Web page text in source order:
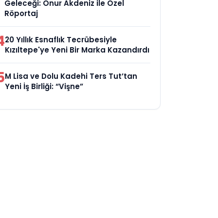
Geleceği: Onur Akdeniz ile Özel
Röportaj
20 Yıllık Esnaflık Tecrübesiyle
Kızıltepe'ye Yeni Bir Marka Kazandırdı
M Lisa ve Dolu Kadehi Ters Tut’tan
Yeni İş Birliği: “Vişne”